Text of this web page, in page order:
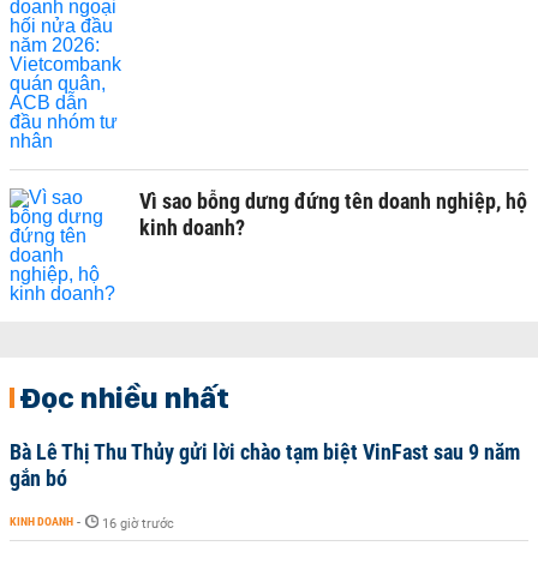
Vì sao bỗng dưng đứng tên doanh nghiệp, hộ
kinh doanh?
Đọc nhiều nhất
Bà Lê Thị Thu Thủy gửi lời chào tạm biệt VinFast sau 9 năm
gắn bó
KINH DOANH - 16 giờ trước